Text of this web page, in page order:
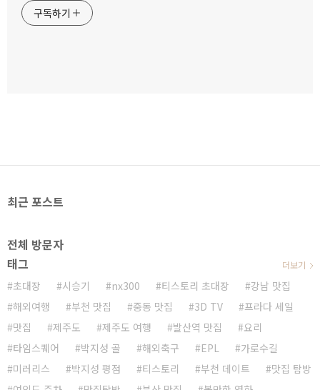
구독하기
최근 포스트
전체 방문자
태그
초대장 시승기 nx300 티스토리 초대장
강남 맛집
해외여행
부천 맛집 중동 맛집 3D TV
프라다 세일
맛집
제주도 제주도 여행 발산역 맛집
요리
타임스퀘어
박지성 골 해외축구 EPL
가로수길
미러리스
박지성 평점 티스토리 부천 데이트
맛집 탐방
더보기